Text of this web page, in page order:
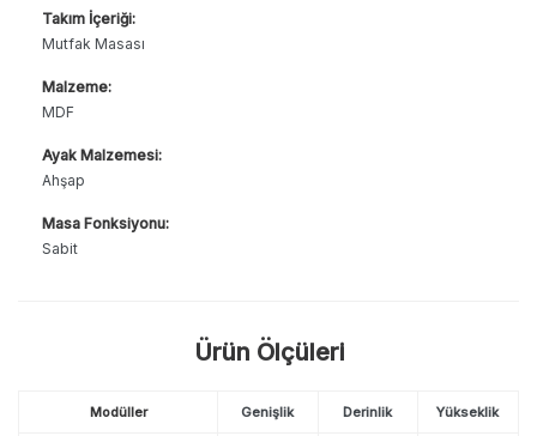
Takım İçeriği:
Mutfak Masası
Malzeme:
MDF
Ayak Malzemesi:
Ahşap
Masa Fonksiyonu:
Sabit
Ürün Ölçüleri
Modüller Genişlik Derinlik Yükseklik